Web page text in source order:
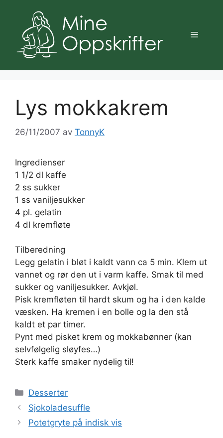
innhold
Meny
Lys mokkakrem
26/11/2007 av TonnyK
Ingredienser
1 1/2 dl kaffe
2 ss sukker
1 ss vaniljesukker
4 pl. gelatin
4 dl kremfløte
Tilberedning
Legg gelatin i bløt i kaldt vann ca 5 min. Klem ut
vannet og rør den ut i varm kaffe. Smak til med
sukker og vaniljesukker. Avkjøl.
Pisk kremfløten til hardt skum og ha i den kalde
væsken. Ha kremen i en bolle og la den stå
kaldt et par timer.
Pynt med pisket krem og mokkabønner (kan
selvfølgelig sløyfes…)
Sterk kaffe smaker nydelig til!
Kategorier
Desserter
Sjokoladesuffle
Potetgryte på indisk vis